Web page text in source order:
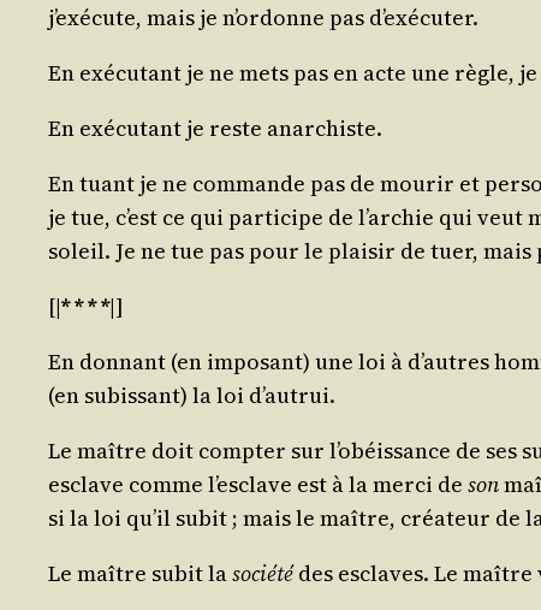
j’exécute, mais je n’ordonne pas d’exécuter.
En exé­cu­tant je ne mets pas en acte une règle,
En exé­cu­tant je reste anarchiste.
En tuant je ne com­mande pas de mou­rir et
je tue, c’est ce qui par­ti­cipe de l’archie qui
soleil. Je ne tue pas pour le plai­sir de tuer,
[|* * * *|]
En don­nant (en impo­sant) une loi à d’autres
(en subis­sant) la loi d’autrui.
Le maître doit comp­ter sur l’obéissance de ses
esclave comme l’esclave est à la mer­ci de son
si la loi qu’il subit ; mais le maître, créa­teur de
Le maître subit lasocié­tédes esclaves. Le maître